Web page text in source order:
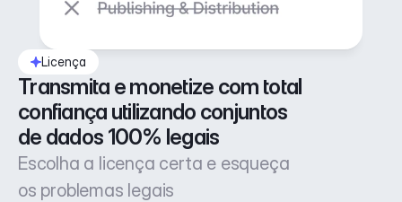
Licença
Transmita e monetize com total
confiança utilizando conjuntos
de dados 100% legais
Escolha a licença certa e esqueça
os problemas legais